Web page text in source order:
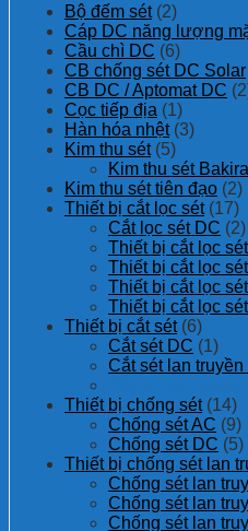
Bộ đếm sét (2)
Cáp DC năng lượng
Cầu chì DC (6)
CB chống sét DC Solar
CB DC / Aptomat DC
Cọc tiếp địa (1)
Hàn hóa nhệt (3)
Kim thu sét (5)
Kim thu sét Bakiral
Kim thu sét tiên đạo (2)
Thiết bị cắt lọc sét (17)
Cắt lọc sét DC (2)
Thiết bị cắt lọc
Thiết bị cắt lọc
Thiết bị cắt lọc
Thiết bị cắt lọc
Thiết bị cắt sét (6)
Cắt sét DC (1)
Cắt sét lan truyền
Thiết bị chống sét (14)
Chống sét AC (9)
Chống sét DC (5)
Thiết bị chống sét lan
Chống sét lan
Chống sét lan
Chống sét lan